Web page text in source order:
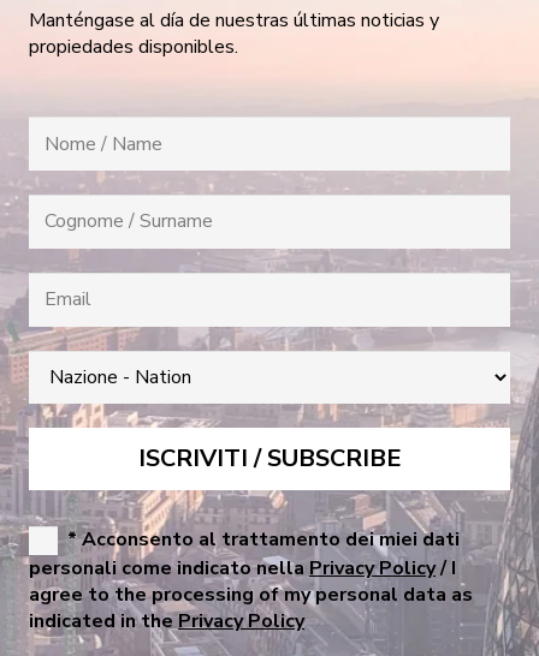
Manténgase al día de nuestras últimas noticias y
propiedades disponibles.
* Acconsento al trattamento dei miei dati
personali come indicato nella Privacy Policy/ I
agree to the processing of my personal data as
indicated in thePrivacy Policy